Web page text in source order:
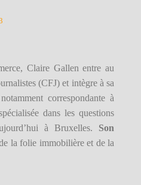
Claire Gallen entre au
(CFJ) et intègre à sa
correspondante à
dans les questions
à Bruxelles. Son
la folie immobilière et de la